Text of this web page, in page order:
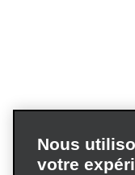
Nous
votre